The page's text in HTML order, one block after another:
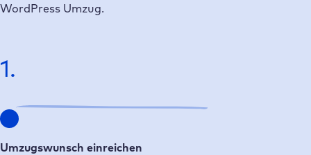
WordPress Umzug.
1.
Umzugswunsch einreichen